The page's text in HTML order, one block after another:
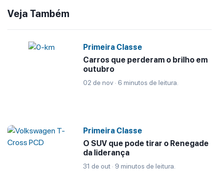
Veja Também
Primeira Classe
Carros que perderam o brilho em
outubro
02 de nov · 6 minutos de leitura.
Primeira Classe
O SUV que pode tirar o Renegade
da liderança
31 de out · 9 minutos de leitura.